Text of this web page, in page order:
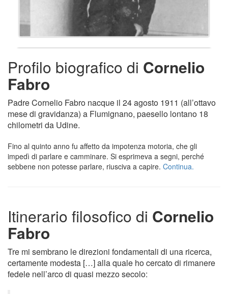
Profilo biografico di Cornelio
Fabro
Padre Cornelio Fabro nacque il 24 agosto 1911 (all’ottavo
mese di gravidanza) a Flumignano, paesello lontano 18
chilometri da Udine.
Fino al quinto anno fu affetto da impotenza motoria, che gli
impedì di parlare e camminare. Si esprimeva a segni, perché
sebbene non potesse parlare, riusciva a capire. Continua.
Itinerario filosofico di Cornelio
Fabro
Tre mi sembrano le direzioni fondamentali di una ricerca,
certamente modesta […] alla quale ho cercato di rimanere
fedele nell’arco di quasi mezzo secolo: